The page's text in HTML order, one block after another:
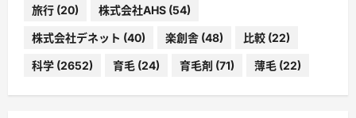
旅行 (20) 株式会社AHS (54)
株式会社デネット (40) 楽創舎 (48) 比較 (22)
科学 (2652) 育毛 (24) 育毛剤 (71) 薄毛 (22)